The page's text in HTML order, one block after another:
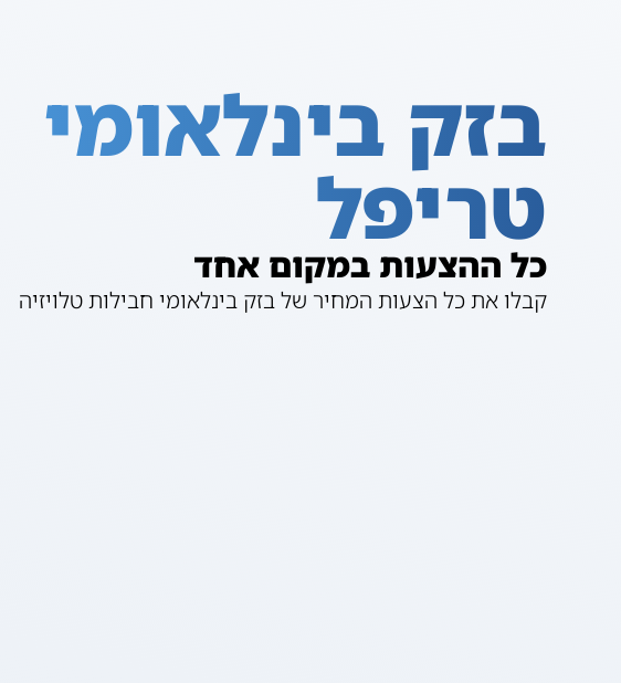
בזק בינלאומי
טריפל
כל ההצעות במקום אחד
קבלו את כל הצעות המחיר של בזק בינלאומי חבילות טלויזיה